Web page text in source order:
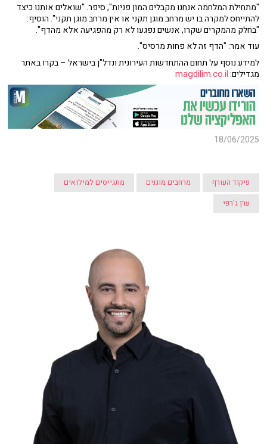
"מתחילת המלחמה אנחנו מקבלים המון פניות", סיפר. "שואלים אותנו כיצד
להתייחס למקרה בו יש מרחב מוגן תקני או אין מרחב מוגן תקני". הוסיף:
"בחלק מהמקרים שקרו, אנשים נפגעו לא רק מהפגיעה אלא מהדף".
עוד אמר: "הדף זה לא פחות מרסיס".
למידע נוסף על תחום ההתחדשות העירונית ונדל"ן בישראל – בקרו באתר
מגדילים:magdilim.co.il
18/06/2025
פיקוד העורף מרחבים מוגנים
מתגייסים למילואים
ערן ג'רפי